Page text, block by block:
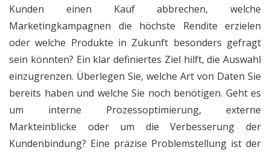
Kunden einen Kauf abbrechen, welche
Marketingkampagnen die höchste Rendite erzielen
oder welche Produkte in Zukunft besonders gefragt
sein könnten? Ein klar definiertes Ziel hilft, die Auswahl
einzugrenzen. Überlegen Sie, welche Art von Daten Sie
bereits haben und welche Sie noch benötigen. Geht es
um interne Prozessoptimierung, externe
Markteinblicke oder um die Verbesserung der
Kundenbindung? Eine präzise Problemstellung ist der